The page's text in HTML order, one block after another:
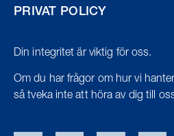
PRIVAT POLICY
Din integritet är viktig för oss.
Om du har frågor om hur vi
så tveka inte att höra av dig till